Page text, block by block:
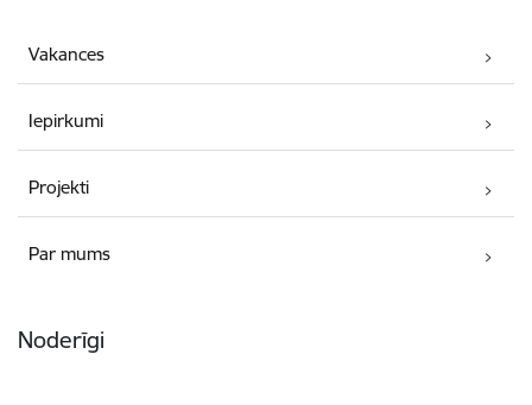
Vakances
Iepirkumi
Projekti
Par mums
Noderīgi